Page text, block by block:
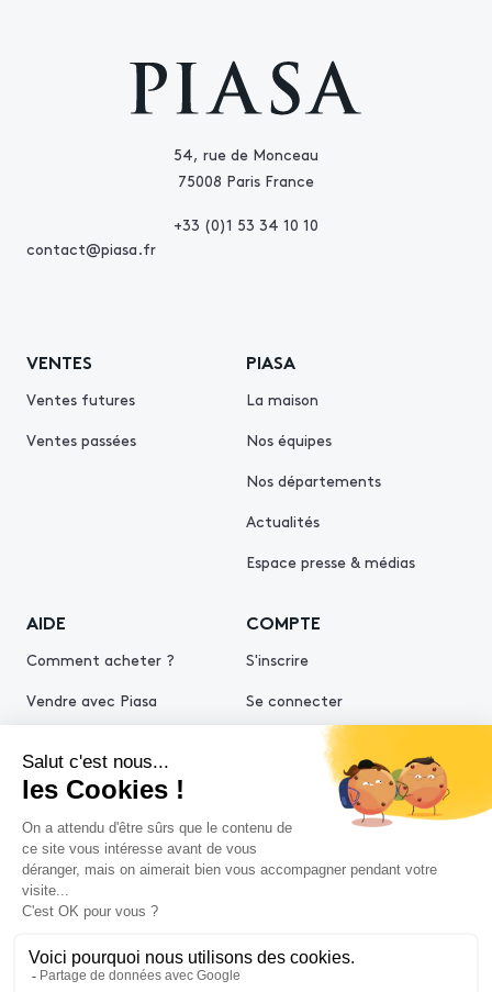
54, rue de Monceau
75008 Paris France
+33 (0)1 53 34 10 10
contact@piasa.fr
VENTES
Ventes futures
Ventes passées
PIASA
La maison
Nos équipes
Nos départements
Actualités
Espace presse & médias
AIDE
Comment acheter ?
Vendre avec Piasa
COMPTE
S'inscrire
Se connecter
Politiques de confidentialitéPolitique cookies
Conditions générales d'utilisation